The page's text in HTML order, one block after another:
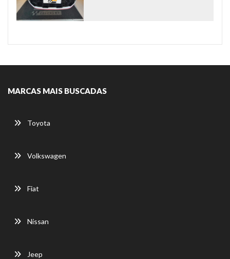
MARCAS MAIS BUSCADAS
Toyota
Volkswagen
Fiat
Nissan
Jeep